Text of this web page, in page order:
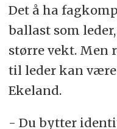
Det å ha
ballast som
større vekt. Men
til leder kan
Ekeland.
- Du bytter